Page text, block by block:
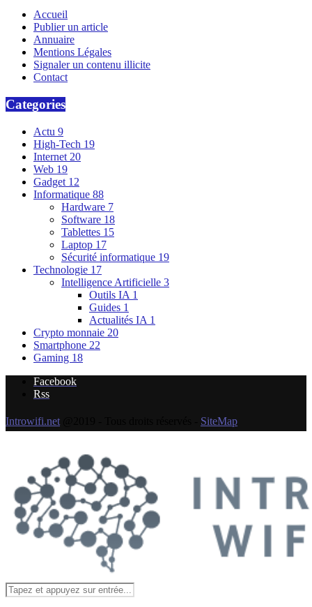
Accueil
Publier un article
Annuaire
Mentions Légales
Signaler un contenu illicite
Contact
Categories
Actu 9
High-Tech 19
Internet 20
Web 19
Gadget 12
Informatique 88
Hardware 7
Software 18
Tablettes 15
Laptop 17
Sécurité informatique 19
Technologie 17
Intelligence Artificielle 3
Outils IA 1
Guides 1
Actualités IA 1
Crypto monnaie 20
Smartphone 22
Gaming 18
Facebook
Rss
Introwifi.net SiteMap